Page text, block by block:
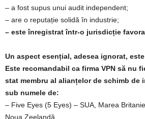
– a fost supus unui audit independent;
– are o reputație solidă în industrie;
– este înregistrat într‑o jurisdicție
Un aspect esențial, adesea ignorat,
Este recomandabil ca firma VPN să nu
stat membru al alianțelor de schimb de
sub numele de:
– Five Eyes (5 Eyes) – SUA, Marea
Noua Zeelandă